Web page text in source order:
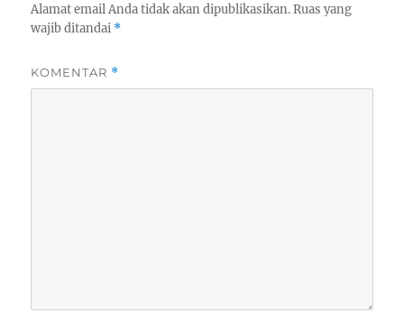
Alamat email Anda tidak akan dipublikasikan. Ruas yang
wajib ditandai *
KOMENTAR *